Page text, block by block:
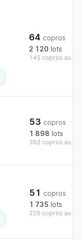
64 copros
2 120 lots
145 copros au
53 copros
1 898 lots
392 copros au
51 copros
1 735 lots
226 copros au